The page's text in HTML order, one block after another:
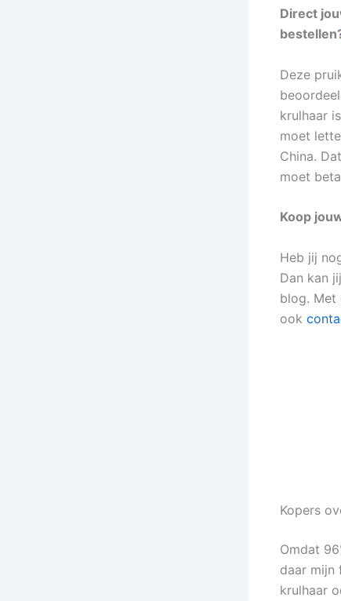
Direct
Deze
krulhaar
moet
China.
moet
Koop
Heb jij
Dan kan
blog. Met
ook
Kopers
Omdat
daar mijn
krulhaar